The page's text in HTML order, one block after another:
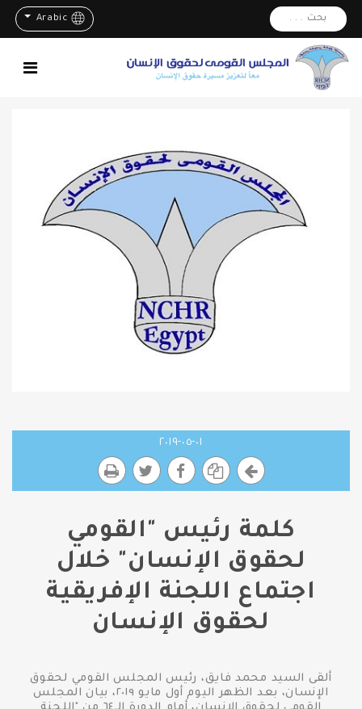
بحث . . . Arabic
٠١-٠٥-٢٠١٩
كلمة رئيس "القومي
لحقوق الإنسان" خلال
اجتماع اللجنة الإفريقية
لحقوق الإنسان
ألقى السيد محمد فايق، رئيس المجلس القومي لحقوق
الإنسان، بعد الظهر اليوم أول مايو ٢٠١٩، بيان المجلس